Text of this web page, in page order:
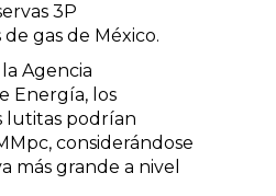
3P
gas de México.
Agencia
Energía, los
lutitas podrían
considerándose
más grande a nivel